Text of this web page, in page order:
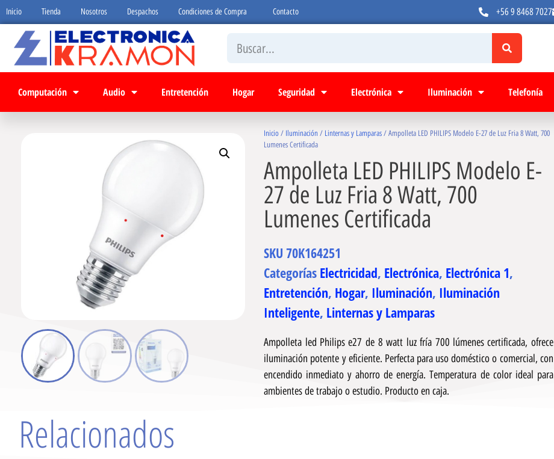
Inicio Tienda Nosotros Despachos Condiciones de Compra Contacto +56 9 8468 7027
Computación Audio Entretención Hogar Seguridad Electrónica Iluminación Telefonía
Inicio / Iluminación / Linternas y Lamparas / Ampolleta LED PHILIPS Modelo E-27 de Luz Fria 8 Watt, 700
Lumenes Certificada
Ampolleta LED PHILIPS Modelo E-
27 de Luz Fria 8 Watt, 700
Lumenes Certificada
SKU70K164251
Categorías Electricidad, Electrónica, Electrónica 1,
Entretención, Hogar, Iluminación, Iluminación
Inteligente, Linternas y Lamparas
Ampolleta led Philips e27 de 8 watt luz fría 700 lúmenes certificada, ofrece
iluminación potente y eficiente. Perfecta para uso doméstico o comercial, con
encendido inmediato y ahorro de energía. Temperatura de color ideal para
ambientes de trabajo o estudio. Producto en caja.
Relacionados